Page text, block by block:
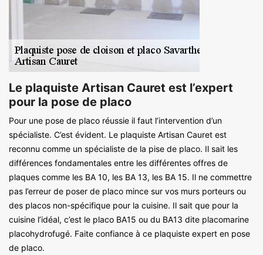
Le plaquiste Artisan Cauret est l’expert
pour la pose de placo
Pour une pose de placo réussie il faut l’intervention d’un
spécialiste. C’est évident. Le plaquiste Artisan Cauret est
reconnu comme un spécialiste de la pise de placo. Il sait les
différences fondamentales entre les différentes offres de
plaques comme les BA 10, les BA 13, les BA 15. Il ne commettre
pas l’erreur de poser de placo mince sur vos murs porteurs ou
des placos non-spécifique pour la cuisine. Il sait que pour la
cuisine l’idéal, c’est le placo BA15 ou du BA13 dite placomarine
placohydrofugé. Faite confiance à ce plaquiste expert en pose
de placo.